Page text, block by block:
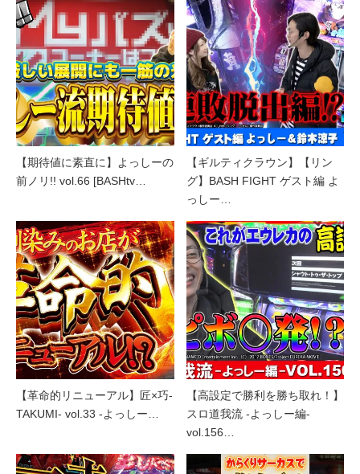
【期待値に素直に】よっしーの
前ノリ!! vol.66 [BASHtv…
【ギルティクラウン】【リン
グ】BASH FIGHT ゲスト編 よ
っしー…
【革命的リニューアル】匠×巧-
TAKUMI- vol.33 -よっしー…
【高設定で勝利を勝ち取れ！】
スロ道我流 -よっしー編-
vol.156…